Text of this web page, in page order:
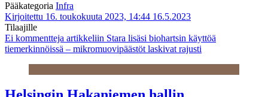
Pääkategoria Infra
Kirjoitettu 16. toukokuuta 2023, 14:44 16.5.2023
Tilaajille
Ei kommentteja artikkeliin Stara lisäsi biohartsin käyttöä
tiemerkinnöissä – mikromuovipäästöt laskivat rajusti